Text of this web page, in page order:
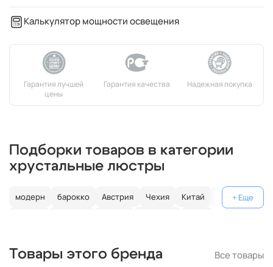
Калькулятор мощности освещения
Подборки товаров в категории
хрустальные люстры
модерн барокко Австрия Чехия Китай
Германия
круглые
классические светодиодные
кольцо
Товары этого бренда Все товары